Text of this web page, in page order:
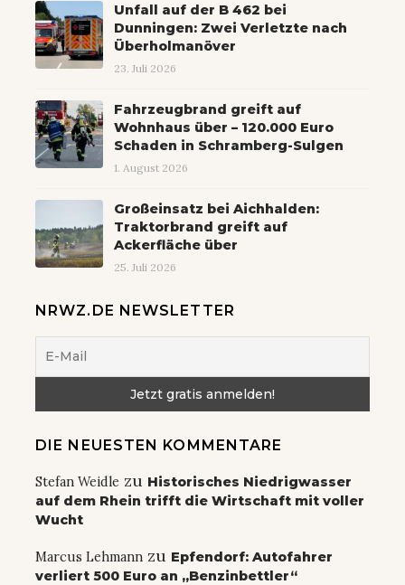
Unfall auf der B 462 bei
Dunningen: Zwei Verletzte nach
Überholmanöver
23. Juli 2026
Fahrzeugbrand greift auf
Wohnhaus über – 120.000 Euro
Schaden in Schramberg-Sulgen
1. August 2026
Großeinsatz bei Aichhalden:
Traktorbrand greift auf
Ackerfläche über
25. Juli 2026
NRWZ.DE NEWSLETTER
DIE NEUESTEN KOMMENTARE
Stefan Weidle zu Historisches Niedrigwasser
auf dem Rhein trifft die Wirtschaft mit voller
Wucht
Marcus Lehmann zu Epfendorf: Autofahrer
verliert 500 Euro an „Benzinbettler“